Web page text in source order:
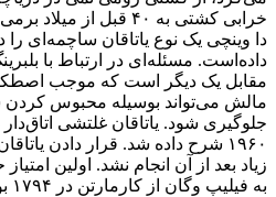
خرابی کشتی به ۴۰ قبل
داده‌است. مسئله‌ای در ارتباط با
مقابل یک دیگر است که موجب
مالش می‌تواند بوسیله محبوس
جلوگیری شود. یاتاقان غلتشی
۱۹۶۰ شرح داده شد. قرار دادن
زیاد بعد از آن انجام نشد. اولین
به فیلیپ وگان از کارمارتن در ۱۷۹۴ بود.